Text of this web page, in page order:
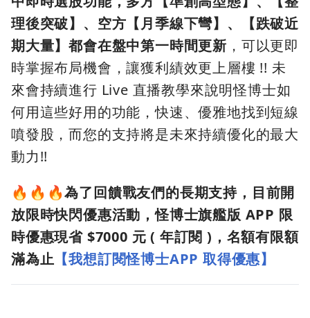
理後突破】、空方【月季線下彎】、【跌破近
期大量】都會在盤中第一時間更新 ，可以更即
時掌握布局機會，讓獲利績效更上層樓 !! 未
來會持續進行 Live 直播教學來說明怪博士如
何用這些好用的功能，快速、優雅地找到短線
噴發股，而您的支持將是未來持續優化的最大
動力!!
🔥🔥🔥為了回饋戰友們的長期支持，目前開
放限時快閃優惠活動，怪博士旗艦版 APP 限
時優惠現省 $7000 元 ( 年訂閱 )，名額有限額
滿為止 【我想訂閱怪博士APP 取得優惠】